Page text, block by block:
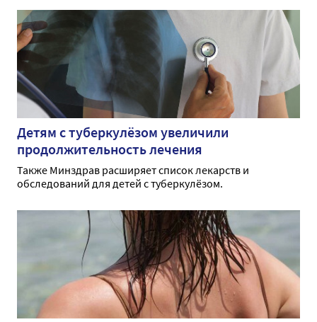
Детям с туберкулёзом увеличили
продолжительность лечения
Также Минздрав расширяет список лекарств и
обследований для детей с туберкулёзом.